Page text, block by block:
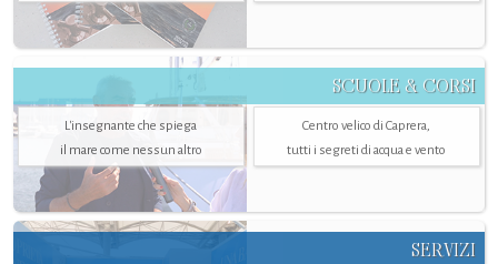
SCUOLE & CORSI
L'insegnante che spiega
il mare come nessun altro
Centro velico di Caprera,
tutti i segreti di acqua e vento
SERVIZI